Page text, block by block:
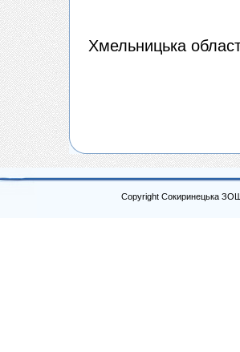
Хмельницька
Copyright Сокиринецька